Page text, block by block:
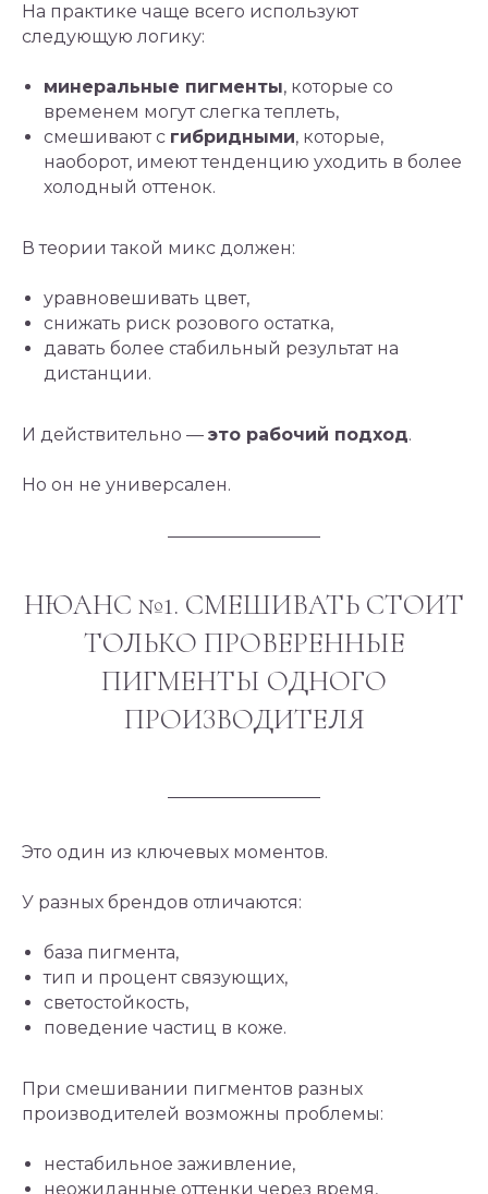
На практике чаще всего используют
следующую логику:
минеральные пигменты, которые со
временем могут слегка теплеть,
смешивают с гибридными, которые,
наоборот, имеют тенденцию уходить в более
холодный оттенок.
В теории такой микс должен:
уравновешивать цвет,
снижать риск розового остатка,
давать более стабильный результат на
дистанции.
И действительно — это рабочий подход.
Но он не универсален.
НЮАНС №1. СМЕШИВАТЬ СТОИТ
ТОЛЬКО ПРОВЕРЕННЫЕ
ПИГМЕНТЫ ОДНОГО
ПРОИЗВОДИТЕЛЯ
Это один из ключевых моментов.
У разных брендов отличаются:
база пигмента,
тип и процент связующих,
светостойкость,
поведение частиц в коже.
При смешивании пигментов разных
производителей возможны проблемы:
нестабильное заживление,
неожиданные оттенки через время,